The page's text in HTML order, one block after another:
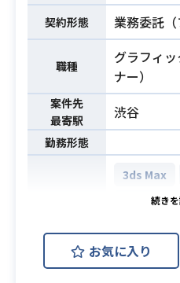
契約形態 業務委託（
職種
グラフィ
ナー）
案件先
最寄駅
渋谷
勤務形態
3ds Max
Adobe
Adobe
【仕事内容】
お気に入り